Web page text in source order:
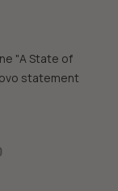
"A State of
statement